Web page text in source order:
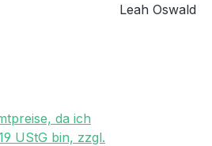
Leah Oswald
da ich
UStG bin, zzgl.